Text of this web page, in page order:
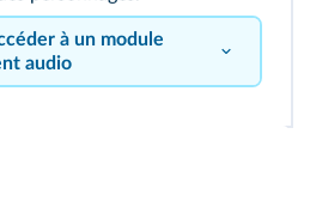
à un module
audio